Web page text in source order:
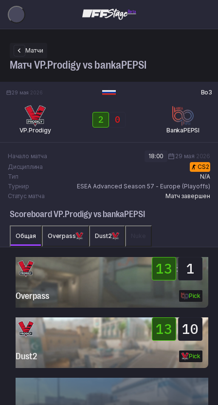
Beta
Матчи
Матч VP.Prodigy vs bankaPEPSI
29 мая 2026 Bo3
VP.Prodigy
2 0
BankaPEPSI
Начало матча 18:00 29 мая 2026
Дисциплина
CS2
Тип
N/A
Турнир
ESEA Advanced Season 57 - Europe (Playoffs)
Статус матча
Матч завершен
Scoreboard VP.Prodigyvs bankaPEPSI
Общая Overpass Dust2
13 : 1
Overpass Pick
13 : 10
Dust2 Pick